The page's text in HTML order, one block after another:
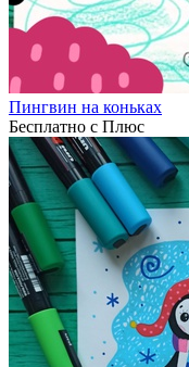
Пингвин на коньках
Бесплатно с Плюс